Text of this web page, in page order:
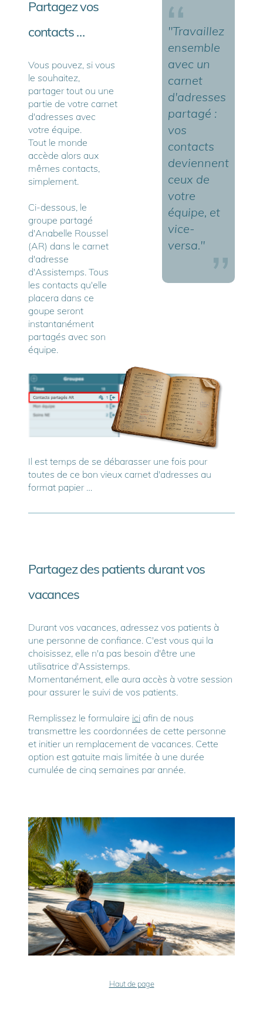
Partagez vos
contacts …
Vous pouvez, si vous
le souhaitez,
partager tout ou une
partie de votre carnet
d'adresses avec
votre équipe.
Tout le monde
accède alors aux
mêmes contacts,
simplement.
Ci-dessous, le
groupe partagé
d'Anabelle Roussel
(AR) dans le carnet
d'adresse
d'Assistemps. Tous
les contacts qu'elle
placera dans ce
goupe seront
instantanément
partagés avec son
équipe.
"Travaillez
ensemble
avec un
carnet
d'adresses
partagé :
vos
contacts
deviennent
ceux de
votre
équipe, et
vice-
versa."
Il est temps de se débarasser une fois pour
toutes de ce bon vieux carnet d'adresses au
format papier …
Partagez des patients durant vos
vacances
Durant vos vacances, adressez vos patients à
une personne de confiance. C'est vous qui la
choisissez, elle n'a pas besoin d'être une
utilisatrice d'Assistemps.
Momentanément, elle aura accès à votre session
pour assurer le suivi de vos patients.
Remplissez le formulaire ici afin de nous
transmettre les coordonnées de cette personne
et initier un remplacement de vacances. Cette
option est gatuite mais limitée à une durée
cumulée de cinq semaines par année.
Haut de page